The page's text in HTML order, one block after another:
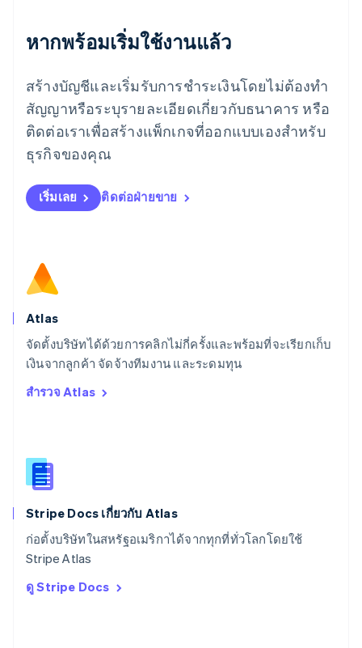
หากพร้อมเริ่มใช้งานแล้ว
สร้างบัญชีและเริ่มรับการชำระเงินโดยไม่ต้องทำ
สัญญาหรือระบุรายละเอียดเกี่ยวกับธนาคาร หรือ
ติดต่อเราเพื่อสร้างแพ็กเกจที่ออกแบบเองสำหรับ
ธุรกิจของคุณ
เริ่มเลย ติดต่อฝ่ายขาย
Atlas
จัดตั้งบริษัทได้ด้วยการคลิกไม่กี่ครั้งและพร้อมที่จะเรียกเก็บ
เงินจากลูกค้า จัดจ้างทีมงาน และระดมทุน
สำรวจ Atlas
Stripe Docs เกี่ยวกับ Atlas
ก่อตั้งบริษัทในสหรัฐอเมริกาได้จากทุกที่ทั่วโลกโดยใช้
Stripe Atlas
ดู Stripe Docs
English
ลักเซมเบิร์ก
ลัตเวีย
English
ลิกเตนสไตน์
DeutschEnglish
ลิทัวเนีย
สเปน
EspañolEnglish
สโลวาเกีย
สวิตเซอร์แลนด์
Deutsch
สวีเดน
สหรัฐอเมริกา
EnglishEspañol简体中文
English
English
สิงคโปร์
ออสเตรเลีย
ออสเตรีย
DeutschEnglish
ItalianoEnglish